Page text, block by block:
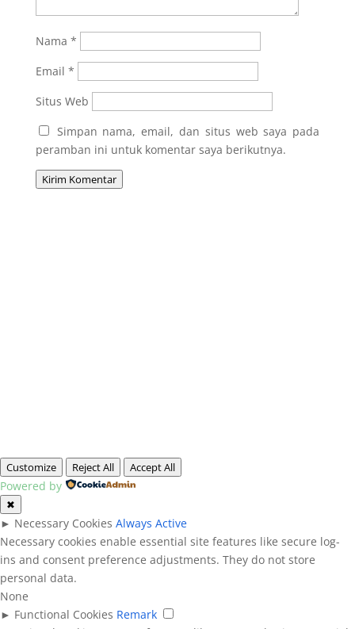
Nama *
Email *
Situs Web
Simpan nama, email, dan situs web saya pada
peramban ini untuk komentar saya berikutnya.
Kirim Komentar
Customize Reject All Accept All
Powered by
✖
► Necessary Cookies Always Active
Necessary cookies enable essential site features like secure log-
ins and consent preference adjustments. They do not store
personal data.
None
► Functional Cookies Remark